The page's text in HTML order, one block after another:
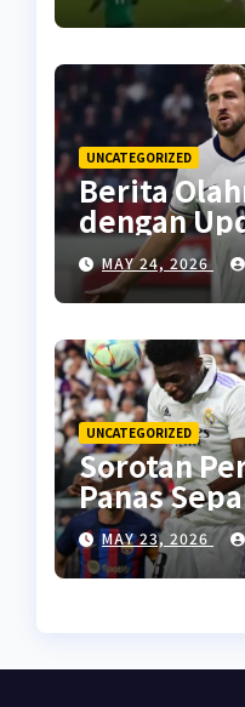
UNCATEGORIZED
Berita
dengan
MAY 24, 2026
UNCATEGORIZED
Sorotan
Panas
Minggu Ini
MAY 23, 2026